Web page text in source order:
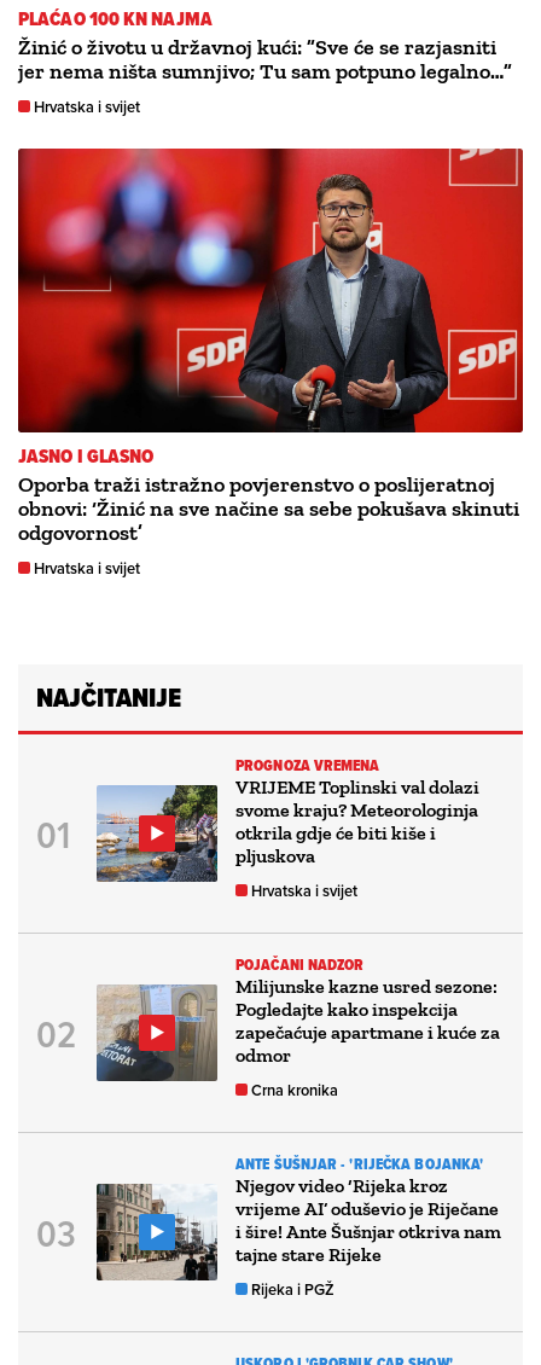
PLAĆAO 100 KN NAJMA
Žinić o životu u državnoj kući: ”Sve će se razjasniti
jer nema ništa sumnjivo; Tu sam potpuno legalno…”
Hrvatska i svijet
JASNO I GLASNO
Oporba traži istražno povjerenstvo o poslijeratnoj
obnovi: ‘Žinić na sve načine sa sebe pokušava skinuti
odgovornost’
Hrvatska i svijet
NAJČITANIJE
PROGNOZA VREMENA
VRIJEME Toplinski val dolazi
svome kraju? Meteorologinja
otkrila gdje će biti kiše i
pljuskova
Hrvatska i svijet
POJAČANI NADZOR
Milijunske kazne usred sezone:
Pogledajte kako inspekcija
zapečaćuje apartmane i kuće za
odmor
Crna kronika
ANTE ŠUŠNJAR - 'RIJEČKA BOJANKA'
Njegov video ‘Rijeka kroz
vrijeme AI’ oduševio je Riječane
i šire! Ante Šušnjar otkriva nam
tajne stare Rijeke
Rijeka i PGŽ